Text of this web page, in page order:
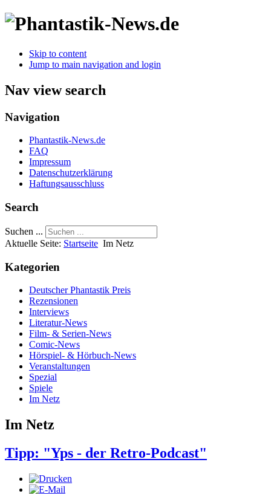
Skip to content
Jump to main navigation and login
Nav view search
Navigation
Phantastik-News.de
FAQ
Impressum
Datenschutzerklärung
Haftungsausschluss
Search
Suchen ...
Aktuelle Seite: Startseite Im Netz
Kategorien
Deutscher Phantastik Preis
Rezensionen
Interviews
Literatur-News
Film- & Serien-News
Comic-News
Hörspiel- & Hörbuch-News
Veranstaltungen
Spezial
Spiele
Im Netz
Im Netz
Tipp: "Yps - der Retro-Podcast"